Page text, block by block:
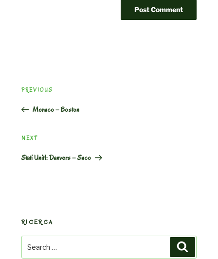
navigation
Previous
PREVIOUS
Monaco – Boston
Next
NEXT
Stati UnitI: Danvers – Saco
RICERCA
Search
for: